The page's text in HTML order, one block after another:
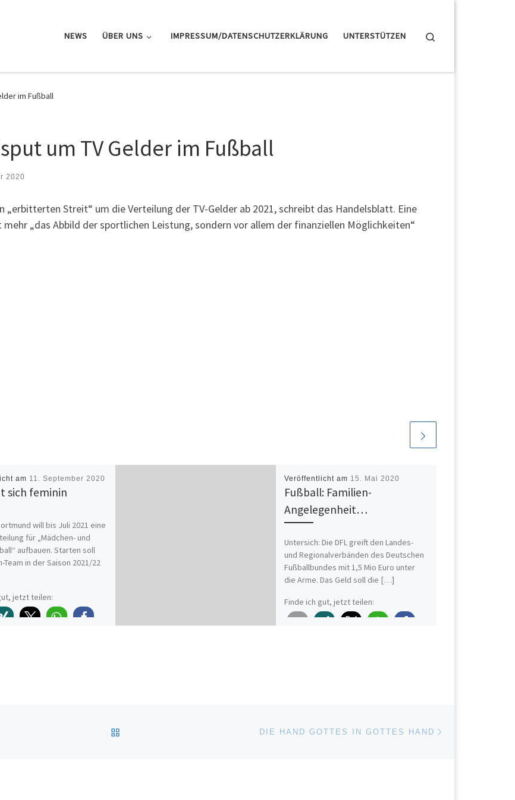
NEWS ÜBER UNS IMPRESSUM/DATENSCHUTZERKLÄRUNG UNTERSTÜTZEN
im Fußball
um TV Gelder im Fußball
2020
„erbitterten Streit“ um die Verteilung der TV-Gelder ab 2021, schreibt das Handelsblatt. Eine
„das Abbild der sportlichen Leistung, sondern vor allem der finanziellen Möglichkeiten“
am 11. September 2020
sich feminin
will bis Juli 2021 eine
für „Mädchen- und
aufbauen. Starten soll
Team in der Saison 2021/22
jetzt teilen:
Veröffentlicht am 15. Mai 2020
Fußball: Familien-
Angelegenheit…
Untersich: Die DFL greift den Landes-
und Regionalverbänden des Deutschen
Fußballbundes mit 1,5 Mio Euro unter
die Arme. Das Geld soll die […]
Finde ich gut, jetzt teilen:
ZURÜCK ZUR BEITRAGSLISTEDIE HAND GOTTES IN GOTTES HAND